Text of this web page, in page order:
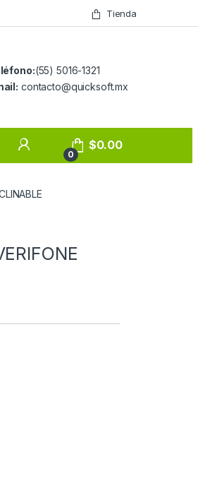
Tienda
(55) 5016-1321
contacto@quicksoft.mx
0
$0.00